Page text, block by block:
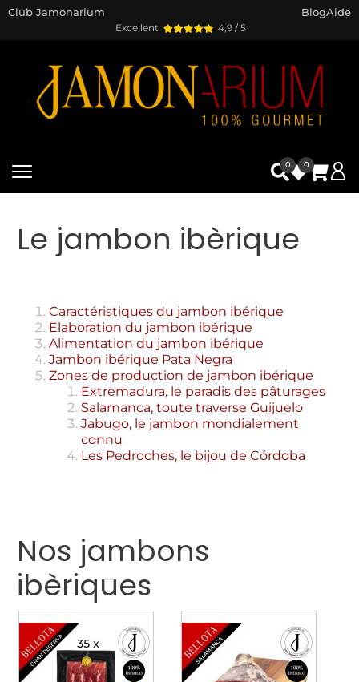
Excellent 4,9 / 5
Club Jamonarium BlogAide
0 0
Le jambon ibèrique
Caractéristiques du jambon ibérique
Elaboration du jambon ibérique
Alimentation du jambon ibérique
Jambon ibérique Pata Negra
Zones de production de jambon ibérique
Extremadura, le paradis des pâturages
Salamanca, toute traverse Guijuelo
Jabugo, le jambon mondialement
connu
Les Pedroches, le bijou de Córdoba
Nos jambons
ibèriques